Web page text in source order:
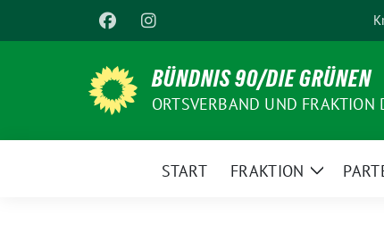
zum
BÜNDNIS 90/DIE GRÜNEN
ORTSVERBAND UND FRAKTION
START FRAKTION
Zeige